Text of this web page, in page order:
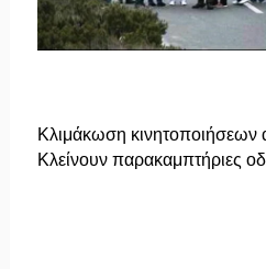
Κλιμάκωση κινητοποιήσεων
Κλείνουν παρακαμπτήριες